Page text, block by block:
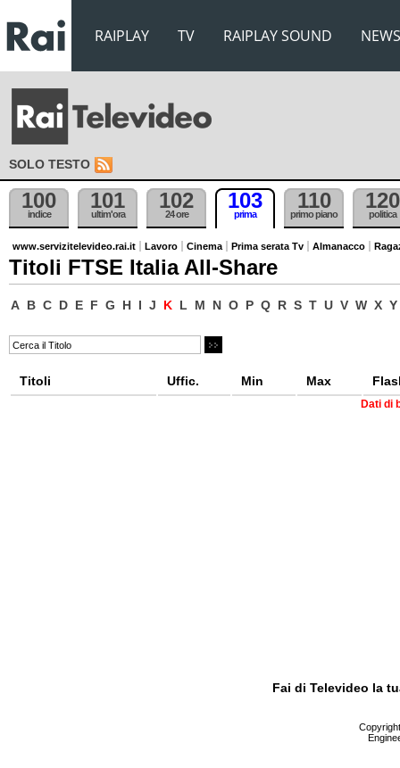
RAIPLAY TV RAIPLAY SOUND NEWS
SOLO TESTO
100
indice
101
ultim'ora
102
24 ore
103
prima
110
primo piano
120
politica
www.servizitelevideo.rai.it Lavoro Cinema Prima serata Tv Almanacco
Titoli FTSE Italia All-Share
A B C D E F G H I J K L M N O P Q R S T U V W X Y
Titoli Uffic. Min Max
Dati di
Fai di Televideo la